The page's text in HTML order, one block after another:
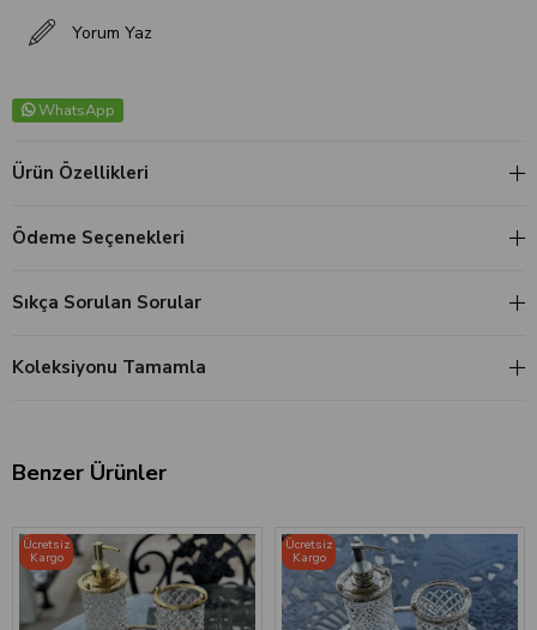
Yorum Yaz
WhatsApp
Ürün Özellikleri
Ödeme Seçenekleri
Sıkça Sorulan Sorular
Koleksiyonu Tamamla
Benzer Ürünler
Ücretsiz
Kargo
Ücretsiz
Kargo